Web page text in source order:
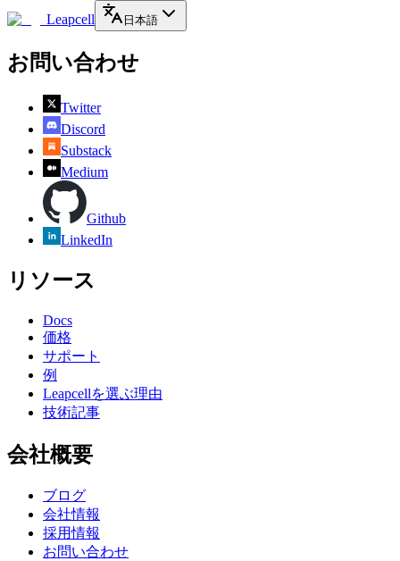
Leapcell 日本語
お問い合わせ
Twitter
Discord
Substack
Medium
Github
LinkedIn
リソース
Docs
価格
サポート
例
Leapcellを選ぶ理由
技術記事
会社概要
ブログ
会社情報
採用情報
お問い合わせ